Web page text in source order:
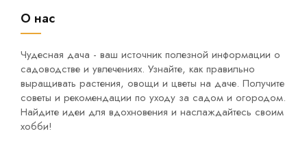
О нас
Чудесная дача - ваш источник полезной информации о
садоводстве и увлечениях. Узнайте, как правильно
выращивать растения, овощи и цветы на даче. Получите
советы и рекомендации по уходу за садом и огородом.
Найдите идеи для вдохновения и наслаждайтесь своим
хобби!